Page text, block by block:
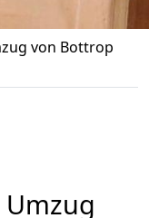
von Bottrop